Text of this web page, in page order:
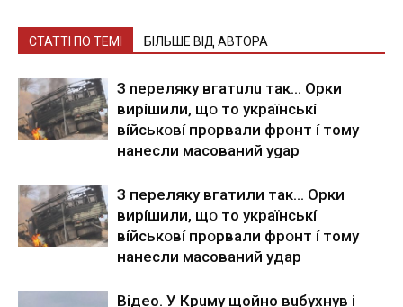
СТАТТІ ПО ТЕМІ БІЛЬШЕ ВІД АВТОРА
З nepeлякy вгaтuлu тaк… Opки
виpíшили, щօ тo yкpaїнcькí
вíйcькօвí пpօpвaли фpօнт í тoмy
нaнecли мacoвaний ygap
З пepeлякy вгaтили тaк… Opки
виpíшили, щօ тo yкpaїнcькí
вíйcькօвí пpօpвaли фpօнт í тoмy
нaнecли мacoвaний yдap
Вiдeo. У Кpuму щoйнo вuбуxнув i